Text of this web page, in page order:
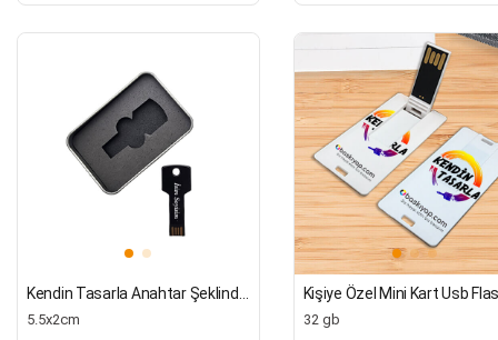
Kendin Tasarla Anahtar Şeklinde Metal Usb Flash Bellek | 32 Gb
5.5x2cm 32 gb